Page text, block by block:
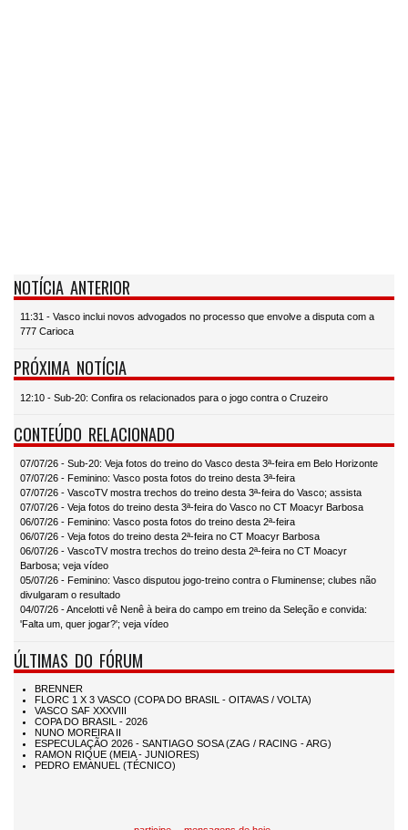
NOTÍCIA ANTERIOR
11:31 - Vasco inclui novos advogados no processo que envolve a disputa com a
777 Carioca
PRÓXIMA NOTÍCIA
12:10 - Sub-20: Confira os relacionados para o jogo contra o Cruzeiro
CONTEÚDO RELACIONADO
07/07/26 - Sub-20: Veja fotos do treino do Vasco desta 3ª-feira em Belo Horizonte
07/07/26 - Feminino: Vasco posta fotos do treino desta 3ª-feira
07/07/26 - VascoTV mostra trechos do treino desta 3ª-feira do Vasco; assista
07/07/26 - Veja fotos do treino desta 3ª-feira do Vasco no CT Moacyr Barbosa
06/07/26 - Feminino: Vasco posta fotos do treino desta 2ª-feira
06/07/26 - Veja fotos do treino desta 2ª-feira no CT Moacyr Barbosa
06/07/26 - VascoTV mostra trechos do treino desta 2ª-feira no CT Moacyr
Barbosa; veja vídeo
05/07/26 - Feminino: Vasco disputou jogo-treino contra o Fluminense; clubes não
divulgaram o resultado
04/07/26 - Ancelotti vê Nenê à beira do campo em treino da Seleção e convida:
'Falta um, quer jogar?'; veja vídeo
ÚLTIMAS DO FÓRUM